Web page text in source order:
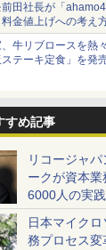
前田社長が「
金値上げへの考え
牛リブロースを熱
テーキ定食」を発
すめ記事
リコージャ
ークが資本
6000人の実践
かした「AI商
RICOH」を展
日本マイク
務プロセス変